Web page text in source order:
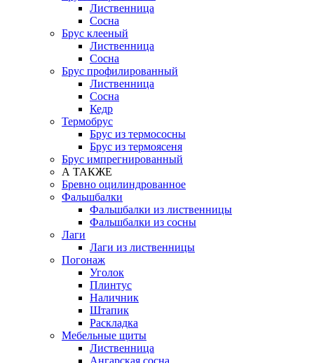
Лиственница
Сосна
Брус клееный
Лиственница
Сосна
Брус профилированный
Лиственница
Сосна
Кедр
Термобрус
Брус из термососны
Брус из термоясеня
Брус импрегнированный
А ТАКЖЕ
Бревно оцилиндрованное
Фальшбалки
Фальшбалки из лиственницы
Фальшбалки из сосны
Лаги
Лаги из лиственницы
Погонаж
Уголок
Плинтус
Наличник
Штапик
Раскладка
Мебельные щиты
Лиственница
Ангарская сосна